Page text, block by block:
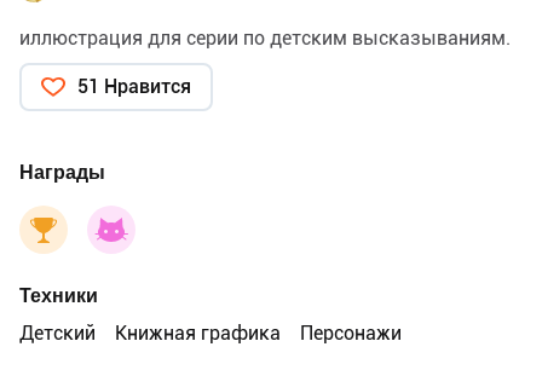
иллюстрация для серии по детским высказываниям.
51 Нравится
Награды
Техники
Детский
Книжная графика Персонажи